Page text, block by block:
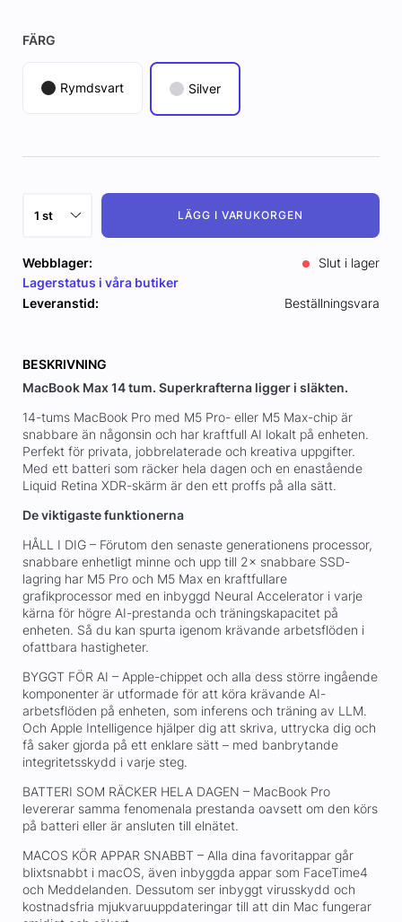
FÄRG
Rymdsvart Silver
LÄGG I VARUKORGEN
Webblager:
Slut i lager
Lagerstatus i våra butiker
Leveranstid:
Beställningsvara
BESKRIVNING
MacBook Max 14 tum. Superkrafterna ligger i släkten.
14-tums MacBook Pro med M5 Pro- eller M5 Max-chip är
snabbare än någonsin och har kraftfull AI lokalt på enheten.
Perfekt för privata, jobbrelaterade och kreativa uppgifter.
Med ett batteri som räcker hela dagen och en enastående
Liquid Retina XDR-skärm är den ett proffs på alla sätt.
De viktigaste funktionerna
HÅLL I DIG – Förutom den senaste generationens processor,
snabbare enhetligt minne och upp till 2× snabbare SSD-
lagring har M5 Pro och M5 Max en kraftfullare
grafikprocessor med en inbyggd Neural Accelerator i varje
kärna för högre AI-prestanda och träningskapacitet på
enheten. Så du kan spurta igenom krävande arbetsflöden i
ofattbara hastigheter.
BYGGT FÖR AI – Apple-chippet och alla dess större ingående
komponenter är utformade för att köra krävande AI-
arbetsflöden på enheten, som inferens och träning av LLM.
Och Apple Intelligence hjälper dig att skriva, uttrycka dig och
få saker gjorda på ett enklare sätt – med banbrytande
integritetsskydd i varje steg.
BATTERI SOM RÄCKER HELA DAGEN – MacBook Pro
levererar samma fenomenala prestanda oavsett om den körs
på batteri eller är ansluten till elnätet.
MACOS KÖR APPAR SNABBT – Alla dina favoritappar går
blixtsnabbt i macOS, även inbyggda appar som FaceTime4
och Meddelanden. Dessutom ser inbyggt virusskydd och
kostnadsfria mjukvaruuppdateringar till att din Mac fungerar